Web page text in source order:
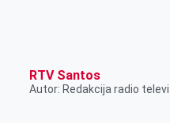
RTV Santos
Autor: Redakcija radio